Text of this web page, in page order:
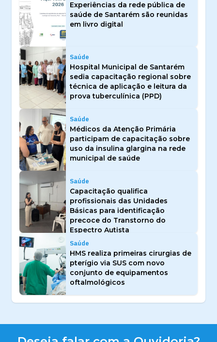
Experiências da rede pública de
saúde de Santarém são reunidas
em livro digital
Saúde
Hospital Municipal de Santarém
sedia capacitação regional sobre
técnica de aplicação e leitura da
prova tuberculínica (PPD)
Saúde
Médicos da Atenção Primária
participam de capacitação sobre
uso da insulina glargina na rede
municipal de saúde
Saúde
Capacitação qualifica
profissionais das Unidades
Básicas para identificação
precoce do Transtorno do
Espectro Autista
Saúde
HMS realiza primeiras cirurgias de
pterígio via SUS com novo
conjunto de equipamentos
oftalmológicos